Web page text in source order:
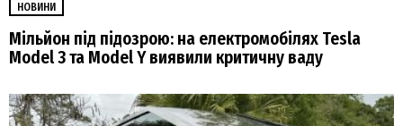
НОВИНИ
Мільйон під підозрою: на електромобілях Tesla
Model 3 та Model Y виявили критичну ваду